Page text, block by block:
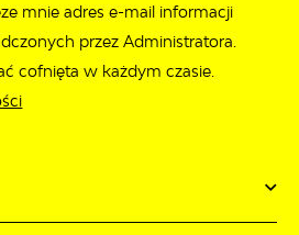
mnie adres e-mail informacji
przez Administratora.
cofnięta w każdym czasie.